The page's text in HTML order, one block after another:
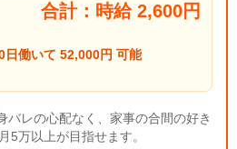
合計：時給 2,600円
日働いて 52,000円 可能
レの心配なく、家事の合間の好き
5万以上が目指せます。